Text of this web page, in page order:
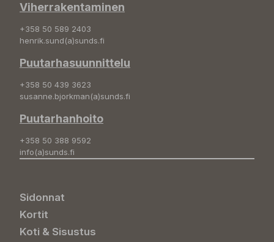
Viherrakentaminen
+358 50 589 2403
henrik.sund(a)sunds.fi
Puutarhasuunnittelu
+358 50 439 3623
susanne.bjorkman(a)sunds.fi
Puutarhanhoito
+358 50 388 9592
info(a)sunds.fi
Sidonnat
Kortit
Koti & Sisustus